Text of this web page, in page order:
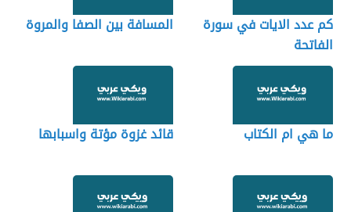
كم عدد الايات في سورة
الفاتحة
المسافة بين الصفا والمروة
ما هي ام الكتاب قائد غزوة مؤتة واسبابها